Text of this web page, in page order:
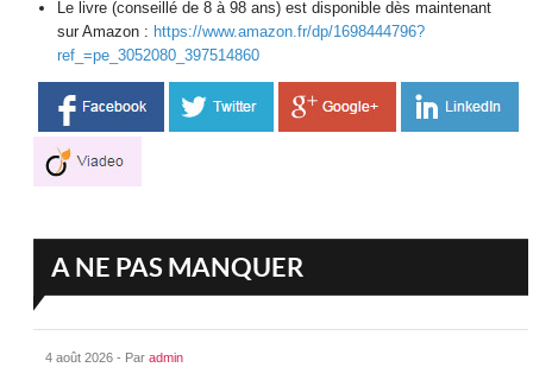
Le livre (conseillé de 8 à 98 ans) est disponible dès maintenant
sur Amazon : https://www.amazon.fr/dp/1698444796?
ref_=pe_3052080_397514860
A NE PAS MANQUER
4 août 2026 - Paradmin